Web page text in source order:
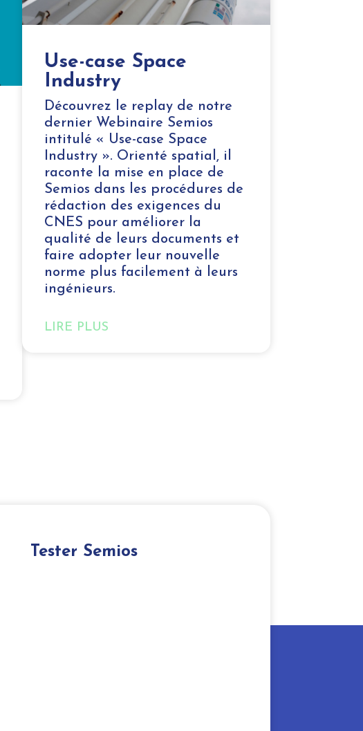
Use-case Space
Industry
Découvrez le replay de notre
dernier Webinaire Semios
intitulé « Use-case Space
Industry ». Orienté spatial, il
raconte la mise en place de
Semios dans les procédures de
rédaction des exigences du
CNES pour améliorer la
qualité de leurs documents et
faire adopter leur nouvelle
norme plus facilement à leurs
ingénieurs.
LIRE PLUS
Tester Semios